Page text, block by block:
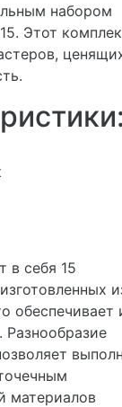
набором
Этот
в себя 15
обеспечивает
Разнообразие
материалов